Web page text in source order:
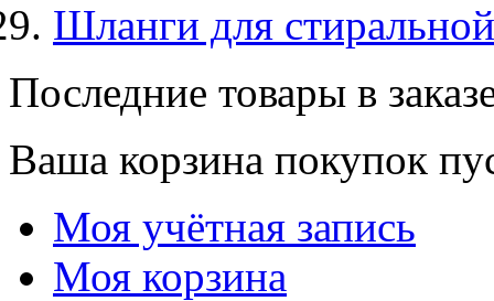
Шланги для
Последние товары в
Ваша корзина покупок
Моя учётная запись
Моя корзина